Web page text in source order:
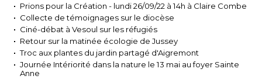
Prions pour la Création - lundi 26/09/22 à 14h à Claire Combe
Collecte de témoignages sur le diocèse
Ciné-débat à Vesoul sur les réfugiés
Retour sur la matinée écologie de Jussey
Troc aux plantes du jardin partagé d'Aigremont
Journée Intériorité dans la nature le 13 mai au foyer Sainte
Anne